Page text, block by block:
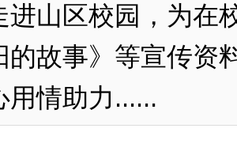
进山区校园，为在
的故事》等宣传资
用情助力......